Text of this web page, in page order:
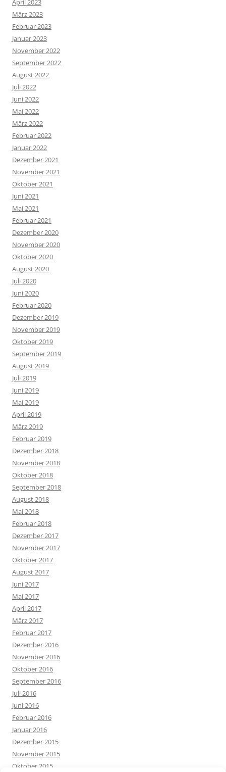
April 2023
März 2023
Februar 2023
Januar 2023
November 2022
September 2022
August 2022
Juli 2022
Juni 2022
Mai 2022
März 2022
Februar 2022
Januar 2022
Dezember 2021
November 2021
Oktober 2021
Juni 2021
Mai 2021
Februar 2021
Dezember 2020
November 2020
Oktober 2020
August 2020
Juli 2020
Juni 2020
Februar 2020
Dezember 2019
November 2019
Oktober 2019
September 2019
August 2019
Juli 2019
Juni 2019
Mai 2019
April 2019
März 2019
Februar 2019
Dezember 2018
November 2018
Oktober 2018
September 2018
August 2018
Mai 2018
Februar 2018
Dezember 2017
November 2017
Oktober 2017
August 2017
Juni 2017
Mai 2017
April 2017
März 2017
Februar 2017
Dezember 2016
November 2016
Oktober 2016
September 2016
Juli 2016
Juni 2016
Februar 2016
Januar 2016
Dezember 2015
November 2015
Oktober 2015